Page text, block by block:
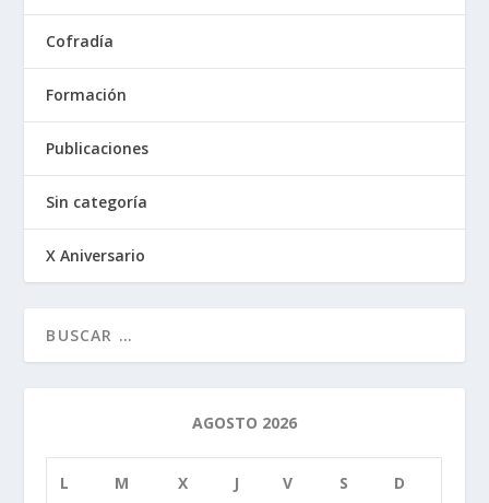
Cofradía
Formación
Publicaciones
Sin categoría
X Aniversario
AGOSTO 2026
L M X J V S D